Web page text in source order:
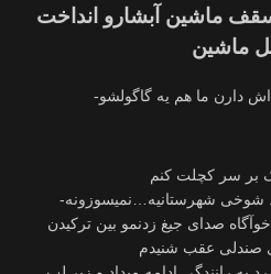
ماشین آبشارو انداخت
دارن ما هم یه گاگولشو
صدای جیغ زدنمو بین ترکیدن